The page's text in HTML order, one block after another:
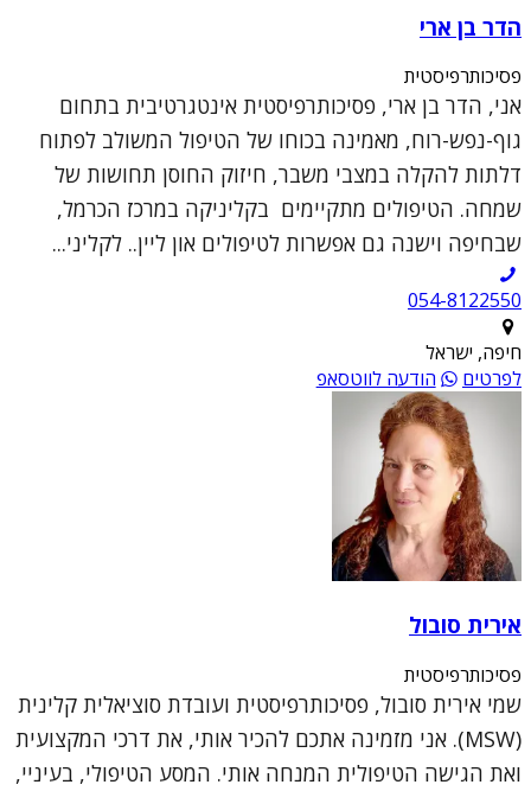
הדר בן ארי
פסיכותרפיסטית
אני, הדר בן ארי, פסיכותרפיסטית אינטגרטיבית בתחום
גוף-נפש-רוח, מאמינה בכוחו של הטיפול המשולב לפתוח
דלתות להקלה במצבי משבר, חיזוק החוסן תחושות של
שמחה. הטיפולים מתקיימים בקליניקה במרכז הכרמל,
שבחיפה וישנה גם אפשרות לטיפולים און ליין.. לקליני...
054-8122550
חיפה, ישראל
לפרטים
הודעה לווטסאפ
אירית סובול
פסיכותרפיסטית
שמי אירית סובול, פסיכותרפיסטית ועובדת סוציאלית קלינית
(MSW). אני מזמינה אתכם להכיר אותי, את דרכי המקצועית
ואת הגישה הטיפולית המנחה אותי. המסע הטיפולי, בעיניי,